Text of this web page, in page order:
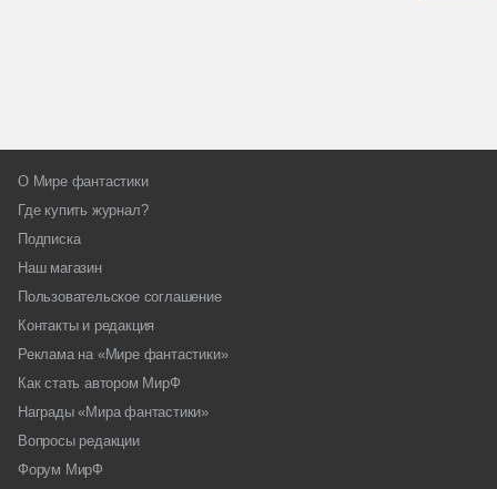
О Мире фантастики
Где купить журнал?
Подписка
Наш магазин
Пользовательское соглашение
Контакты и редакция
Реклама на «Мире фантастики»
Как стать автором МирФ
Награды «Мира фантастики»
Вопросы редакции
Форум МирФ